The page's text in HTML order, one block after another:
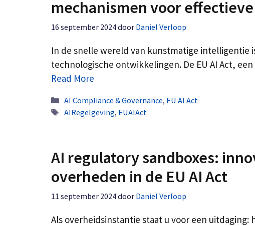
mechanismen voor
16 september 2024door Daniel Verloop
In de snelle wereld van kunstmatige
technologische ontwikkelingen. De EU AI Act,
Read More
Categorieën
AI Compliance & Governance, EU AI Act
Tags
AIRegelgeving, EUAIAct
AI regulatory sandboxes:
overheden in de EU AI Act
11 september 2024door Daniel Verloop
Als overheidsinstantie staat u voor een